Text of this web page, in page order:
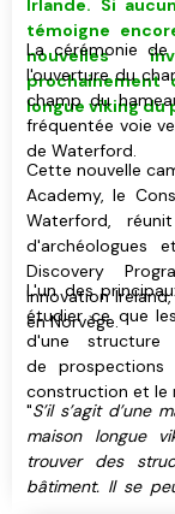
témoigne
nouvelles
prochainement
longue viking du
La cérémonie
l'ouverture du
champ du
fréquentée voie
de Waterford.
Cette nouvelle
Academy, le
Waterford,
d'archéologues
Discovery
Innovation
en Norvège.
L'un des
étudier ce que
d'une structure
de prospections
construction et le
"S’il s’agit d’une
maison longue
trouver des
bâtiment. Il se